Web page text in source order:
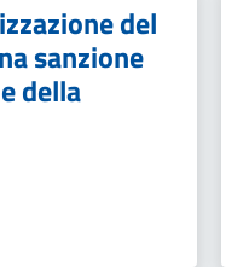
del
sanzione
della